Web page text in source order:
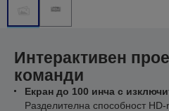
Интерактивен
команди
Екран до 100 инча с
Разделителна способност